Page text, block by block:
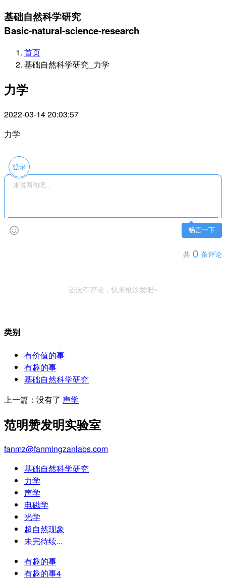
基础自然科学研究
Basic-natural-science-research
首页
基础自然科学研究_力学
力学
2022-03-14 20:03:57
力学
登录
畅言一下
共 0 条评论
还没有评论，快来抢沙发吧~
类别
有价值的事
有趣的事
基础自然科学研究
上一篇：没有了 声学
范明赞发明实验室
fanmz@fanmingzanlabs.com
基础自然科学研究
力学
声学
电磁学
光学
超自然现象
未完待续...
有趣的事
有趣的事4